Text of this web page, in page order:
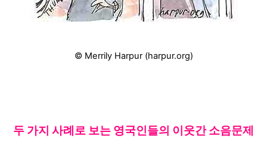
© Merrily Harpur (harpur.org)
두 가지 사례로 보는 영국인들의 이웃간 소음문제